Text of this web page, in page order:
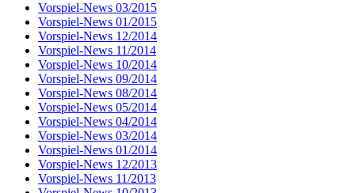
Vorspiel-News 03/2015
Vorspiel-News 01/2015
Vorspiel-News 12/2014
Vorspiel-News 11/2014
Vorspiel-News 10/2014
Vorspiel-News 09/2014
Vorspiel-News 08/2014
Vorspiel-News 05/2014
Vorspiel-News 04/2014
Vorspiel-News 03/2014
Vorspiel-News 01/2014
Vorspiel-News 12/2013
Vorspiel-News 11/2013